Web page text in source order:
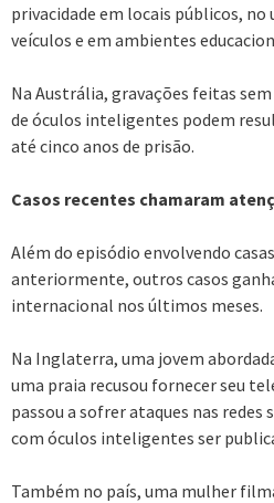
privacidade em locais públicos, no
veículos e em ambientes
Na Austrália, gravações feitas
de óculos inteligentes podem
até cinco anos de prisão.
Casos recentes chamaram
Além do episódio envolvendo
anteriormente, outros casos
internacional nos últimos meses.
Na Inglaterra, uma jovem
uma praia recusou fornecer seu
passou a sofrer ataques nas redes
com óculos inteligentes ser
Também no país, uma mulher